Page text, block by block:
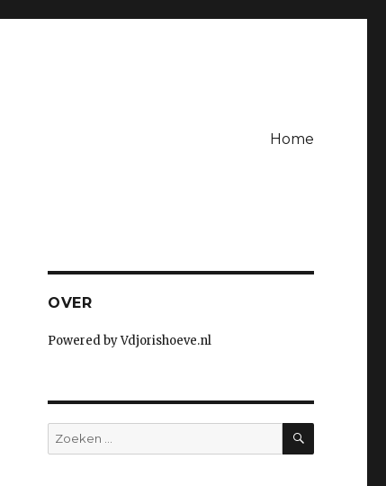
Home
OVER
Powered by Vdjorishoeve.nl
Search
for:
SEARCH